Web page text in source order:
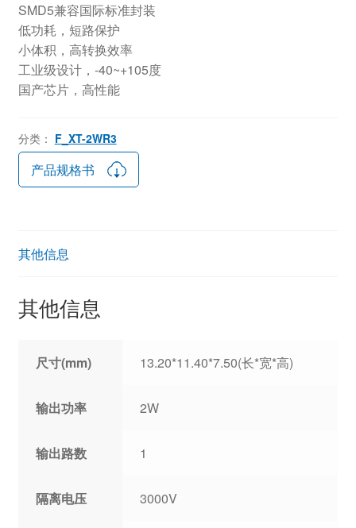
SMD5兼容国际标准封装
低功耗，短路保护
小体积，高转换效率
工业级设计，-40~+105度
国产芯片，高性能
分类： F_XT-2WR3
产品规格书
其他信息
其他信息
尺寸(mm) 13.20*11.40*7.50(长*宽*高)
输出功率 2W
输出路数 1
隔离电压 3000V